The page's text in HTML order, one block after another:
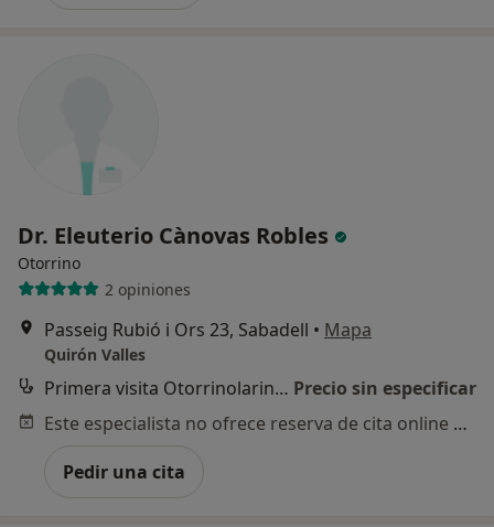
Dr. Eleuterio Cànovas Robles
Otorrino
2 opiniones
Passeig Rubió i Ors 23, Sabadell • Mapa
Quirón Valles
Primera visita Otorrinolaringología Precio sin especificar
Este especialista no ofrece reserva de cita online en esta dirección.
Pedir una cita